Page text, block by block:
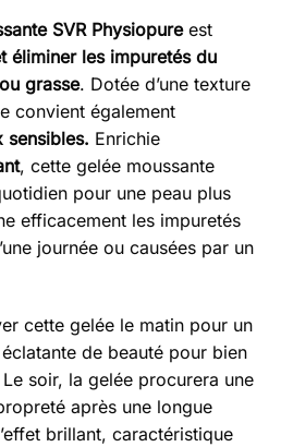
SVR Physiopureest
éliminer les impuretés du
grasse. Dotée d’une texture
convient également
sensibles. Enrichie
, cette gelée moussante
pour une peau plus
efficacement les impuretés
journée ou causées par un
cette gelée le matin pour un
de beauté pour bien
soir, la gelée procurera une
après une longue
brillant, caractéristique